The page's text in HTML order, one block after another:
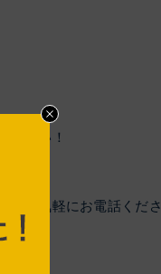
ださい！
、お気軽にお電話くださ